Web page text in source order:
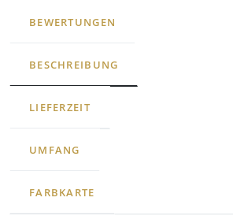
BEWERTUNGEN
BESCHREIBUNG
LIEFERZEIT
UMFANG
FARBKARTE